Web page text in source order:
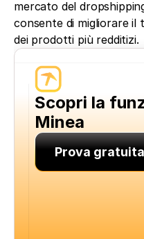
mercato del
consente di migliorare il
dei prodotti più redditizi.
Scopri la
Minea
Prova gratuita